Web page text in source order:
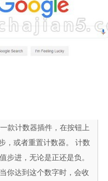
款计数器插件，在按钮上
，或者重置计数器。 计数
步进，无论是正还是负。
你达到这个数字时，会收